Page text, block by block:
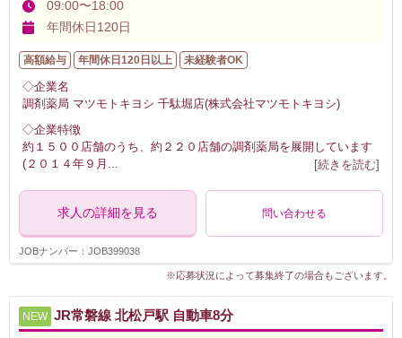
09:00〜18:00
年間休日120日
高額給与 年間休日120日以上 未経験者OK
◇企業名
調剤薬局 マツモトキヨシ 千駄堀店(株式会社マツモトキヨシ)
◇企業特徴
約１５００店舗のうち、約２２０店舗の調剤薬局を展開しています
(２０１４年９月 ... [続きを読む]
求人の詳細を見る 問い合わせる
JOBナンバー：JOB399038
※応募状況によって募集終了の場合もございます。
NEW JR常磐線 北松戸駅 自動車8分